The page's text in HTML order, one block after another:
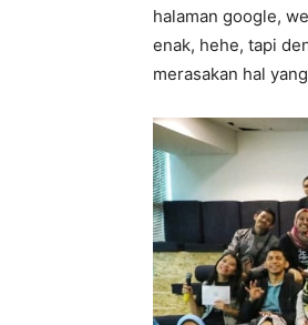
halaman google,
enak, hehe, tapi
merasakan hal